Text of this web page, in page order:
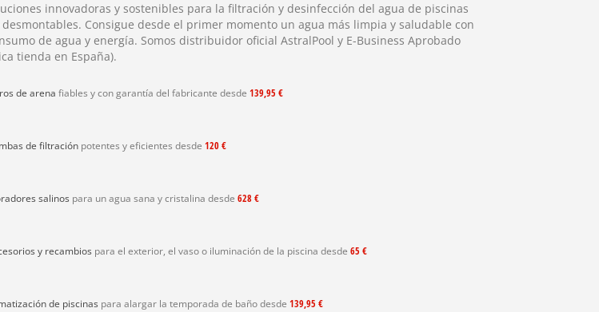
innovadoras y sostenibles para la filtración y desinfección del agua de piscinas
Consigue desde el primer momento un agua más limpia y saludable con
de agua y energía. Somos distribuidor oficial AstralPool y E-Business Aprobado
tienda en España).
de arena fiables y con garantía del fabricante desde 139,95 €
de filtraciónpotentes y eficientes desde 120 €
salinos para un agua sana y cristalina desde 628 €
y recambios para el exterior, el vaso o iluminación de la piscina desde 65 €
de piscinas para alargar la temporada de baño desde 139,95 €